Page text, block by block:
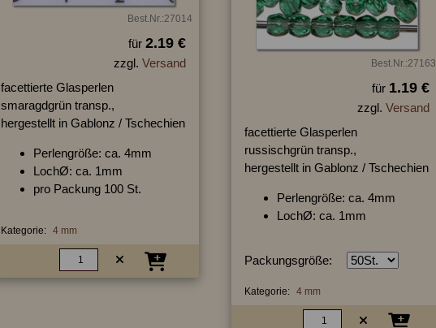
Best.Nr.:27014
für 2.19 €
zzgl. Versand
facettierte Glasperlen
smaragdgrün transp.,
hergestellt in Gablonz / Tschechien
Perlengröße: ca. 4mm
LochØ: ca. 1mm
pro Packung 100 St.
Kategorie: 4 mm
Best.Nr.:27163
für 1.19 €
zzgl. Versand
facettierte Glasperlen
russischgrün transp.,
hergestellt in Gablonz / Tschechien
Perlengröße: ca. 4mm
LochØ: ca. 1mm
Packungsgröße:
Kategorie: 4 mm